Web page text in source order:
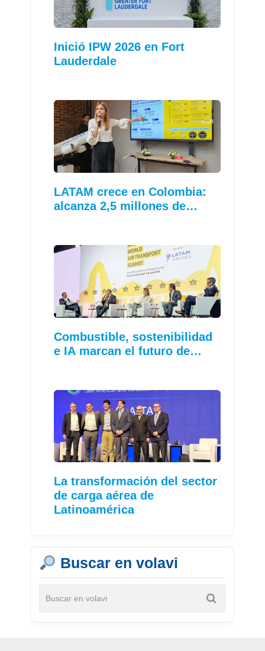
Inició IPW 2026 en Fort
Lauderdale
LATAM crece en Colombia:
alcanza 2,5 millones de…
Combustible, sostenibilidad
e IA marcan el futuro de…
La transformación del sector
de carga aérea de
Latinoamérica
Buscar en volavi